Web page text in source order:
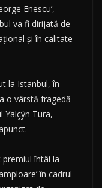
Enescu’,
va fi dirijată de
și în calitate
la Istanbul, în
o vârstă fragedă
Yalçýn Tura,
premiul întâi la
în cadrul